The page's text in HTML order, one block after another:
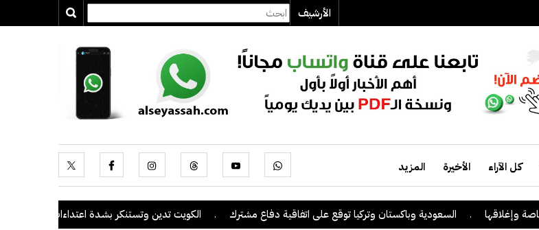
الأرشيف
كل الآراء الأخيرة المزيد
السعودية وباكستان وتركيا توقع على اتفاقية دفاع مشترك . الكويت تدين وتستنكر بشدة اعتداءات ميليشيا الحوثي على منطقة